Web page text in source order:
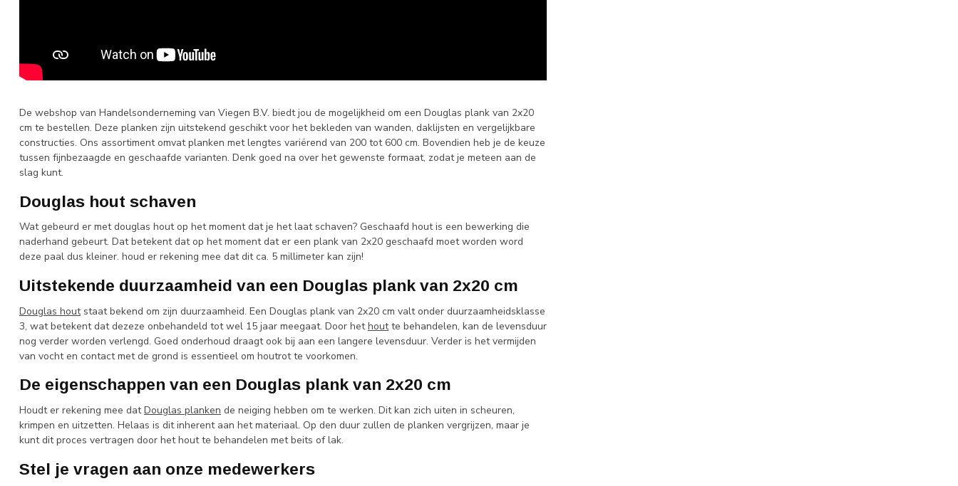
De webshop van Handelsonderneming van Viegen B.V. biedt jou de mogelijkheid om een Douglas plank van 2x20
cm te bestellen. Deze planken zijn uitstekend geschikt voor het bekleden van wanden, daklijsten en vergelijkbare
constructies. Ons assortiment omvat planken met lengtes variërend van 200 tot 600 cm. Bovendien heb je de keuze
tussen fijnbezaagde en geschaafde varianten. Denk goed na over het gewenste formaat, zodat je meteen aan de
slag kunt.
Douglas hout schaven
Wat gebeurd er met douglas hout op het moment dat je het laat schaven? Geschaafd hout is een bewerking die
naderhand gebeurt. Dat betekent dat op het moment dat er een plank van 2x20 geschaafd moet worden word
deze paal dus kleiner. houd er rekening mee dat dit ca. 5 millimeter kan zijn!
Uitstekende duurzaamheid van een Douglas plank van 2x20 cm
Douglas houtstaat bekend om zijn duurzaamheid. Een Douglas plank van 2x20 cm valt onder duurzaamheidsklasse
3, wat betekent dat dezeze onbehandeld tot wel 15 jaar meegaat. Door hethoutte behandelen, kan de levensduur
nog verder worden verlengd. Goed onderhoud draagt ook bij aan een langere levensduur. Verder is het vermijden
van vocht en contact met de grond is essentieel om houtrot te voorkomen.
De eigenschappen van een Douglas plank van 2x20 cm
Houdt er rekening mee datDouglas planken de neiging hebben om te werken. Dit kan zich uiten in scheuren,
krimpen en uitzetten. Helaas is dit inherent aan het materiaal. Op den duur zullen de planken vergrijzen, maar je
kunt dit proces vertragen door het hout te behandelen met beits of lak.
Stel je vragen aan onze medewerkers